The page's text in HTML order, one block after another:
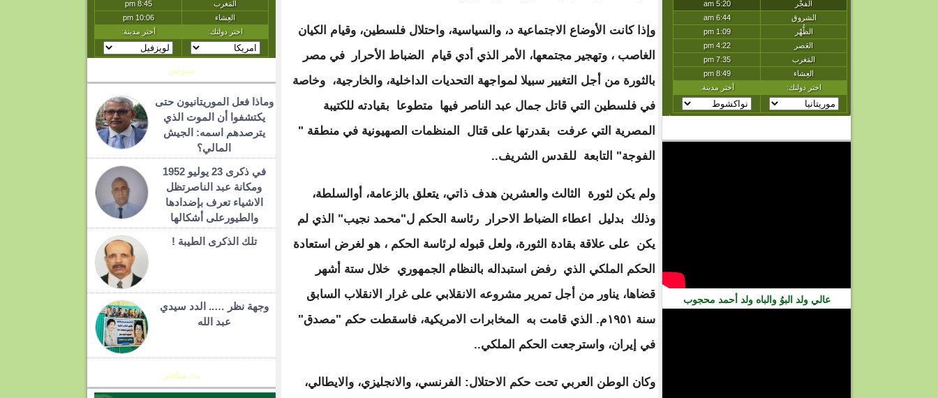
عالي ولد البوُ والباه ولد أحمد محجوب
وإذا كانت الأوضاع الاجتماعية د، والسياسية، واحتلال فلسطين، وقيام الكيان
الغاصب ، وتهجير مجتمعها، الأمر الذي أدي قيام الضباط الأحرار في مصر
بالثورة من أجل التغيير سبيلا لمواجهة التحديات الداخلية، والخارجية، وخاصة
في فلسطين التي قاتل جمال عبد الناصر فيها متطوعا بقيادته للكتيبة
المصرية التي عرفت بقدرتها على قتال المنظمات الصهيونية في منطقة "
الفوجة" التابعة للقدس الشريف..
ولم يكن لثورة الثالث والعشرين هدف ذاتي، يتعلق بالزعامة، أوالسلطة،
وذلك بدليل اعطاء الضباط الاحرار رئاسة الحكم ل"محمد نجيب" الذي لم
يكن على علاقة بقادة الثورة، ولعل قبوله لرئاسة الحكم ، هو لغرض استعادة
الحكم الملكي الذي رفض استبداله بالنظام الجمهوري خلال ستة أشهر
قضاها، يناور من أجل تمرير مشروعه الانقلابي على غرار الانقلاب السابق
سنة ١٩٥١م. الذي قامت به المخابرات الامريكية، فاسقطت حكم "مصدق"
في إيران، واسترجعت الحكم الملكي..
وكان الوطن العربي تحت حكم الاحتلال: الفرنسي، والانجليزي، والايطالي،
مدونين
وماذا فعل الموريتانيون حتى
يكتشفوا أن الموت الذي
يترصدهم اسمه: الجيش
المالي؟
في ذكرى 23 يوليو 1952
ومكانة عبد الناصرتظل
الاشياء تعرف بإضدادها
والطيورعلى أشكالها
تلك الذكرى الطيبة !
وجهة نظر ….. الدد سيدي
عبد الله
بث مباشر